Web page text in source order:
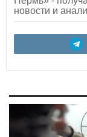
новости и